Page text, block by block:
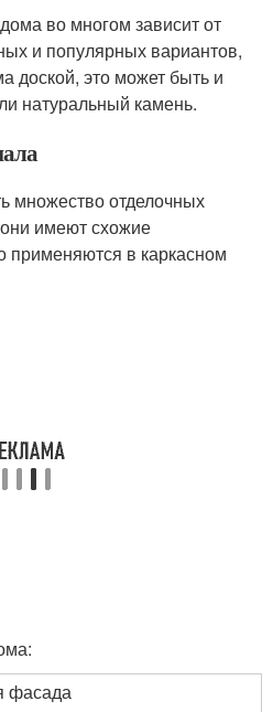
во многом зависит от
и популярных вариантов,
доской, это может быть и
натуральный камень.
множество отделочных
имеют схожие
применяются в каркасном
фасада